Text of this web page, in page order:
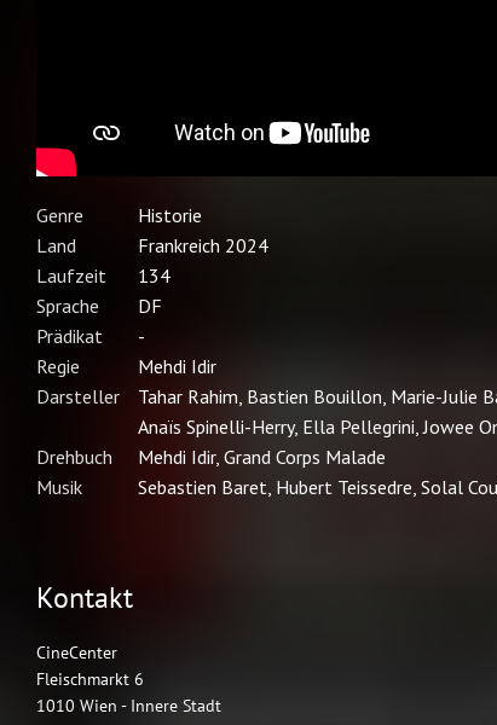
Kontakt
CineCenter
Fleischmarkt 6
1010 Wien - Innere Stadt